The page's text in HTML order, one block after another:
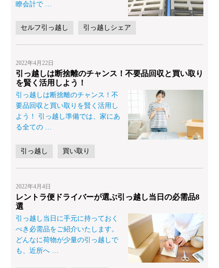
瞭会計で …
セルフ引っ越し 引っ越しシェア
2022年4月22日
引っ越しは断捨離のチャンス！不要品回収と買い取り
を賢く活用しよう！
引っ越しは断捨離のチャンス！不
要品回収と買い取りを賢く活用し
よう！ 引っ越し準備では、家にあ
る全ての
引っ越し 買い取り
2022年4月4日
レントラ便ドライバーが選ぶ引っ越し当日の必需品8
選
引っ越し当日に手元に持っておく
べき必需品をご紹介いたします。
どんなに荷物が少量の引っ越しで
も、近所へ …